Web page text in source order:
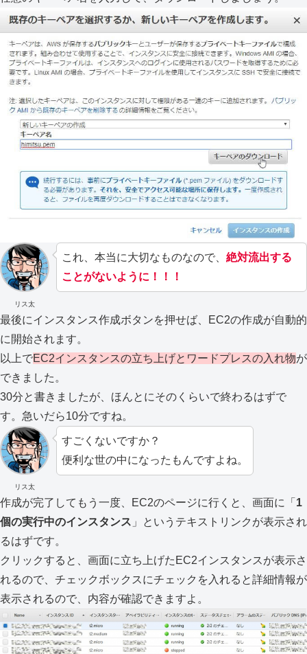
リス太
これ、本当に大切なものなので、 絶対流出する
ことがないように！！！
最後にインスタンス作成ボタンを押せば、EC2の作成が自動的
に開始されます。
以上でEC2インスタンスの立ち上げとワードプレスの入れ物が
できました。
30分と書きましたが、ほんとにそのくらいで終わるはずで
す。急いだら10分ですね。
リス太
すごくないですか？
便利な世の中になったもんですよね。
作成が完了してもう一度、EC2のページに行くと、画面に「 1
個の実行中のインスタンス 」というテキストリンクが表示され
るはずです。
クリックすると、画面に立ち上げたEC2インスタンスが表示さ
れるので、チェックボックスにチェックを入れると詳細情報が
表示されるので、内容が確認できますよ。